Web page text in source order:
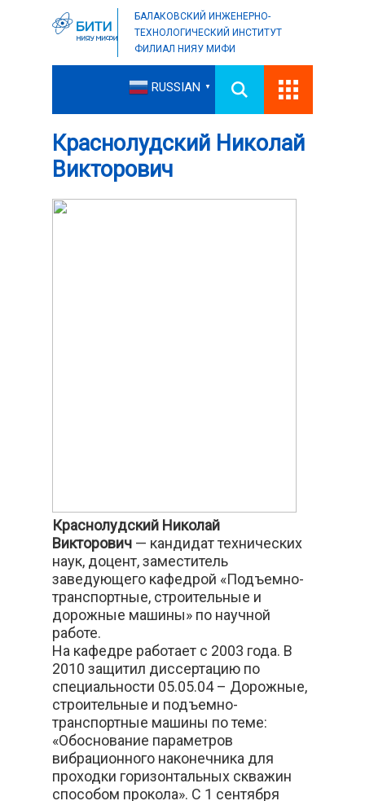
БАЛАКОВСКИЙ ИНЖЕНЕРНО-
ТЕХНОЛОГИЧЕСКИЙ ИНСТИТУТ
ФИЛИАЛ НИЯУ МИФИ
RUSSIAN ▼
Краснолудский Николай
Викторович
Краснолудский Николай
Викторович — кандидат технических
наук, доцент, заместитель
заведующего кафедрой «Подъемно-
транспортные, строительные и
дорожные машины» по научной
работе.
На кафедре работает с 2003 года. В
2010 защитил диссертацию по
специальности 05.05.04 – Дорожные,
строительные и подъемно-
транспортные машины по теме:
«Обоснование параметров
вибрационного наконечника для
проходки горизонтальных скважин
способом прокола». С 1 сентября